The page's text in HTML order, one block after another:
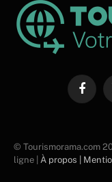
© Tourismorama.com
ligne | À propos |